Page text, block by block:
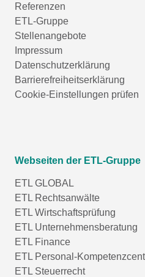
Referenzen
ETL-Gruppe
Stellenangebote
Impressum
Datenschutzerklärung
Barrierefreiheitserklärung
Cookie-Einstellungen prüfen
Webseiten der ETL-Gruppe
ETL GLOBAL
ETL Rechtsanwälte
ETL Wirtschaftsprüfung
ETL Unternehmensberatung
ETL Finance
ETL Personal-
ETL Steuerrecht